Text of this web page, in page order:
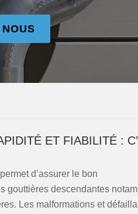
ET FIABILITÉ :
d’assurer le bon
gouttières descendantes
Les malformations et